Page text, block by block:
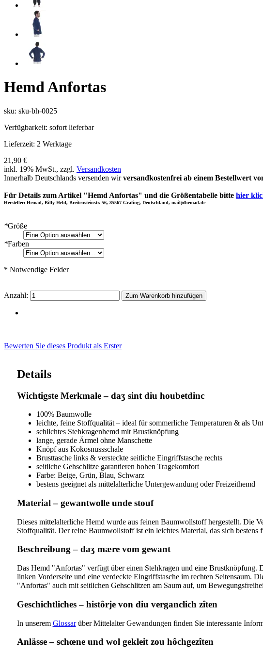
Hemd Anfortas
sku: sku-bh-0025
Verfügbarkeit: sofort lieferbar
Lieferzeit: 2 Werktage
21,90 €
inkl. 19% MwSt., zzgl. Versandkosten
Innerhalb Deutschlands versenden wirversandkostenfrei ab einem Bestellwert
Für Details zum Artikel "Hemd Anfortas" und die Größentabelle bitte hier
Hersteller: Hemad, Billy Held, Breitensteinstr. 56, 85567 Grafing, Deutschland, mail@hemad.de
*Größe
*Farben
* Notwendige Felder
Anzahl: Zum Warenkorb hinzufügen
Bewerten Sie dieses Produkt als Erster
Details
Wichtigste Merkmale – daʒ sint diu houbetdinc
100% Baumwolle
leichte, feine Stoffqualität – ideal für sommerliche Temperaturen & als
schlichtes Stehkragenhemd mit Brustknöpfung
lange, gerade Ärmel ohne Manschette
Knöpf aus Kokosnussschale
Brusttasche links & versteckte seitliche Eingriffstasche rechts
seitliche Gehschlitze garantieren hohen Tragekomfort
Farbe: Beige, Grün, Blau, Schwarz
bestens geeignet als mittelalterliche Untergewandung oder Freizeithemd
Material – gewantwolle unde stouf
Dieses mittelalterliche Hemd wurde aus feinen Baumwollstoff hergestellt. Die
Stoffqualität. Der reine Baumwollstoff ist ein leichtes Material, das sich bestens
Beschreibung – daʒ mære vom gewant
Das Hemd "Anfortas" verfügt über einen Stehkragen und eine Brustknöpfung.
linken Vorderseite und eine verdeckte Eingriffstasche im rechten Seitensaum.
"Anfortas" auch mit seitlichen Gehschlitzen am Saum auf, um
Geschichtliches – histôrje von diu verganclich zîten
In unserem Glossarüber Mittelalter Gewandungen finden Sie interessante
Anlässe – schœne und wol gekleit zou hôchgezîten